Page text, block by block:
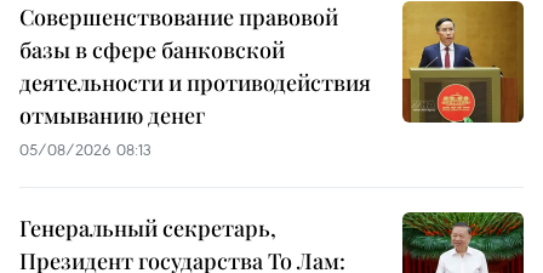
Совершенствование правовой
базы в сфере банковской
деятельности и противодействия
отмыванию денег
05/08/2026 08:13
Генеральный секретарь,
Президент государства То Лам: